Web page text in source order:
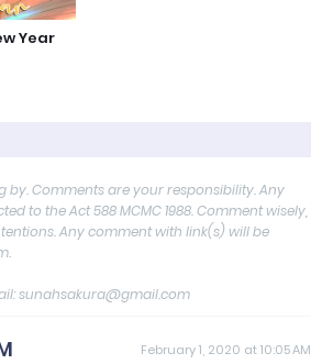
Year
by. Comments are your responsibility. Any
to the Act 588 MCMC 1988. Comment wisely,
Any comment with link(s) will be
sunahsakura@gmail.com
February 1, 2020 at 10:05 AM